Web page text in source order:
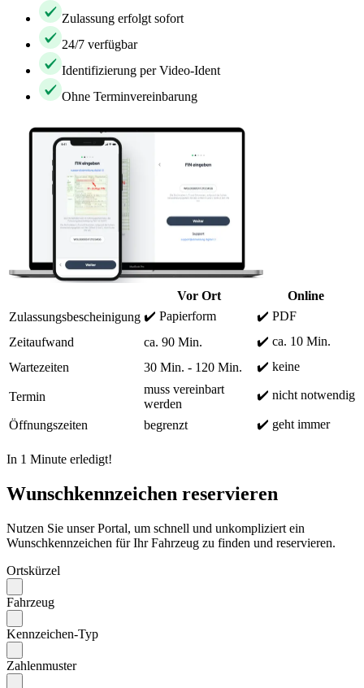
Zulassung erfolgt sofort
24/7 verfügbar
Identifizierung per Video-Ident
Ohne Terminvereinbarung
Vor Ort
Online
Zulassungsbescheinigung ✔️ Papierform
✔️ PDF
Zeitaufwand
ca. 90 Min.
✔️ ca. 10 Min.
Wartezeiten
30 Min. - 120 Min. ✔️ keine
Termin
muss vereinbart
werden
✔️ nicht notwendig
Öffnungszeiten begrenzt ✔️ geht immer
In 1 Minute erledigt!
Wunschkennzeichen reservieren
Nutzen Sie unser Portal, um schnell und unkompliziert ein
Wunschkennzeichen für Ihr Fahrzeug zu finden und reservieren.
Ortskürzel
Fahrzeug
Kennzeichen-Typ
Zahlenmuster